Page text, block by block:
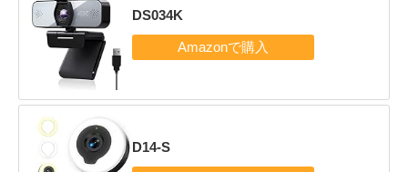
DS034K
D14-S